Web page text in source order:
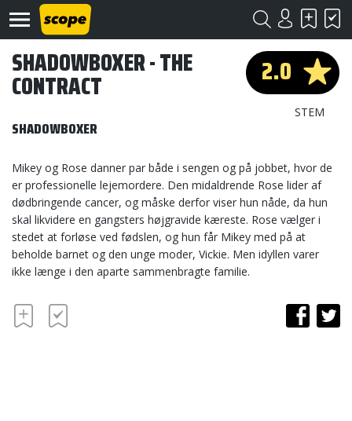
Om
Scope
Kontakt
©
Scope
2.0
STEM
SHADOWBOXER - THE
CONTRACT
SHADOWBOXER
Mikey og Rose danner par både i sengen og på jobbet, hvor de
er professionelle lejemordere. Den midaldrende Rose lider af
dødbringende cancer, og måske derfor viser hun nåde, da hun
skal likvidere en gangsters højgravide kæreste. Rose vælger i
stedet at forløse ved fødslen, og hun får Mikey med på at
beholde barnet og den unge moder, Vickie. Men idyllen varer
ikke længe i den aparte sammenbragte familie.